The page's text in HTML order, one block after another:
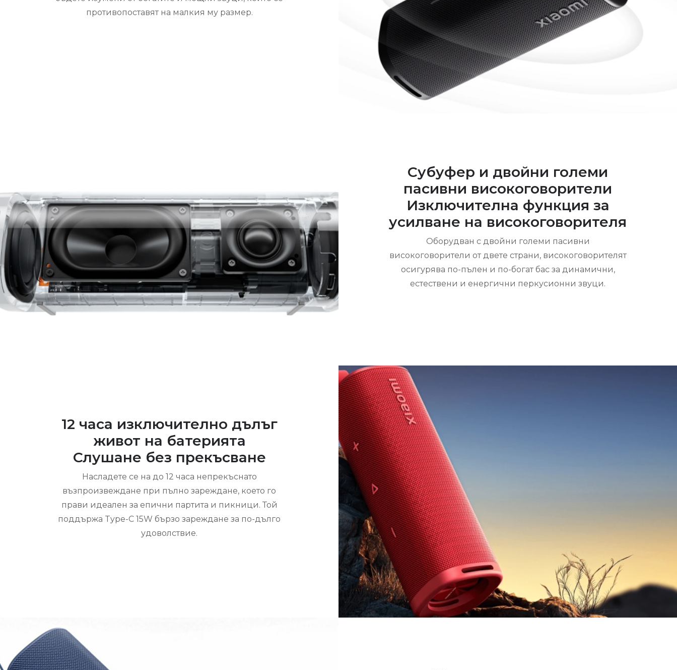
противопоставят на малкия му размер.
Субуфер и двойни големи
пасивни високоговорители
Изключителна функция за
усилване на високоговорителя
Оборудван с двойни големи пасивни
високоговорители от двете страни, високоговорителят
осигурява по-пълен и по-богат бас за динамични,
естествени и енергични перкусионни звуци.
12 часа изключително дълъг
живот на батерията
Слушане без прекъсване
Насладете се на до 12 часа непрекъснато
възпроизвеждане при пълно зареждане, което го
прави идеален за епични партита и пикници. Той
поддържа Type-C 15W бързо зареждане за по-дълго
удоволствие.